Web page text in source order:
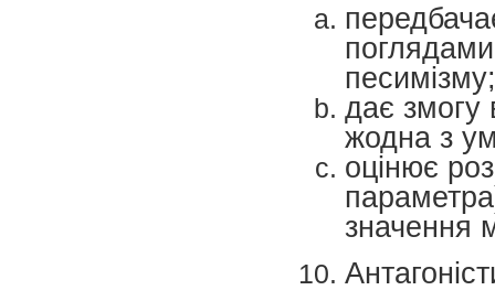
песимізму;
дає змогу
жодна з
оцінює
значення